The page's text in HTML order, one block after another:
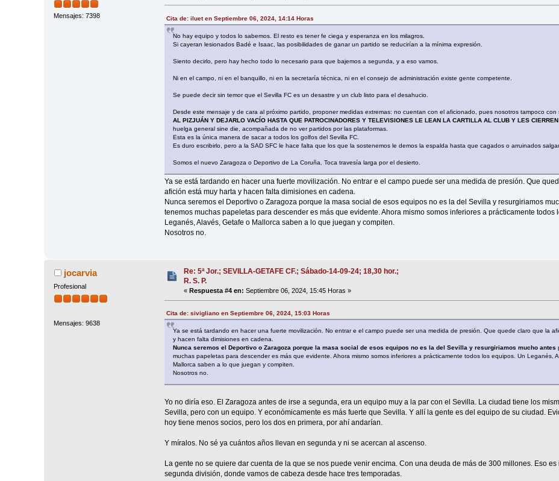
Mensajes: 7398 Cita de: iluet en Septiembre 06, 2024, 14:14 Horas
No hay equipo y todos lo sabemos. El resto es tener fe ciega y esperanza en los milagros.
Si cayeran lesionados Badé e Isaac, las posibilidades de ganar un partido se reducirían a la mínima expresión.
Siento decirlo, pero hay hecho todo lo necesario para que bajemos a segunda, y a eso vamos.
Ni en el campo, ni en el banquillo, ni en la secretaría técnica, ni en el consejo de administración existe gente competente.
Se puede decir sin temor que el Sevilla FC es un desastre y un club listo para el desahucio.
Desde este mensaje y de cara al próximo partido, proponer medidas extremas: no cuentan con el aficionado, pues nosotros tampoco con
AL PIZJUÁN Y DEJARLO VACÍO HASTA QUE PATROCINADORES Y TELEVISIONES LE LEAN LA CARTILLA AL CLUB Y LES
huelga general sine die, acompañada de no ver partidos por las plataformas.
Esta es la única manera de sacar a todos los golfos del Sevilla FC.
Es duro escribirlo, pero a la SAD SFC le hace falta que los que la sostenemos le demos la espalda hasta que cagados o arruinados
Somos el nuevo Zaragoza o Deportivo de La Coruña. Toca travesía larga por el desierto.
Ya se está tardando en hacer una fuerte movilización. No entrar e el campo puede ser una medida de presión. Que
afición está muy harta y hacen falta dimisiones en cadena.
Nunca seremos el Deportivo o Zaragoza porque la masa social de esos equipos no es la del Sevilla y resurgiriamos
tenemos muchas papeletas para descender es más que evidente. Ahora mismo somos inferiores a prácticamente todos
Leganés, Alavés, Getafe o Mallorca saben a lo que juegan y compiten.
Nosotros no.
jocarvia
Profesional
Mensajes: 9638
Re: 5ª Jor.; SEVILLA-GETAFE CF.; Sábado-14-09-24; 18,30 hor.;
R. S. P.
«Respuesta #4 en: Septiembre 06, 2024, 15:45 Horas »
Cita de: sivigliano en Septiembre 06, 2024, 15:03 Horas
Ya se está tardando en hacer una fuerte movilización. No entrar e el campo puede ser una medida de presión. Que quede claro que la
y hacen falta dimisiones en cadena.
Nunca seremos el Deportivo o Zaragoza porque la masa social de esos equipos no es la del Sevilla y resurgiriamos mucho antes
muchas papeletas para descender es más que evidente. Ahora mismo somos inferiores a prácticamente todos los equipos. Un Leganés,
Mallorca saben a lo que juegan y compiten.
Nosotros no.
Yo no diría eso. El Zaragoza antes de irse a segunda, era un equipo muy a la par con el Sevilla. La ciudad tiene los
Sevilla, pero con un equipo. Y económicamente es más fuerte que Sevilla. Y allí la gente es del equipo de su ciudad.
hoy tiene menos socios, pero los dos en primera, por ahí andarían.
Y míralos. No sé ya cuántos años llevan en segunda y ni se acercan al ascenso.
La gente no se quiere dar cuenta de la que se nos puede venir encima. Con una deuda de más de 300 millones. Eso
segunda división, donde vamos de cabeza desde hace tres temporadas.